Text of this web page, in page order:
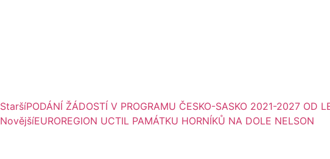
StaršíPODÁNÍ ŽÁDOSTÍ V PROGRAMU ČESKO-SASKO 2021-2027 OD
NovějšíEUROREGION UCTIL PAMÁTKU HORNÍKŮ NA DOLE NELSON